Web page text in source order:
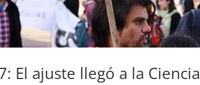
El ajuste llegó a la Ciencia